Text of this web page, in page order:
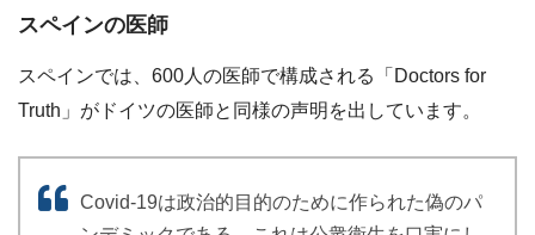
スペインの医師
スペインでは、600人の医師で構成される「Doctors for
Truth」がドイツの医師と同様の声明を出しています。
Covid-19は政治的目的のために作られた偽のパ